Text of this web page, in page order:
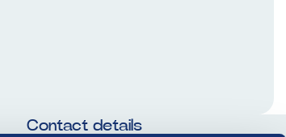
Contact details